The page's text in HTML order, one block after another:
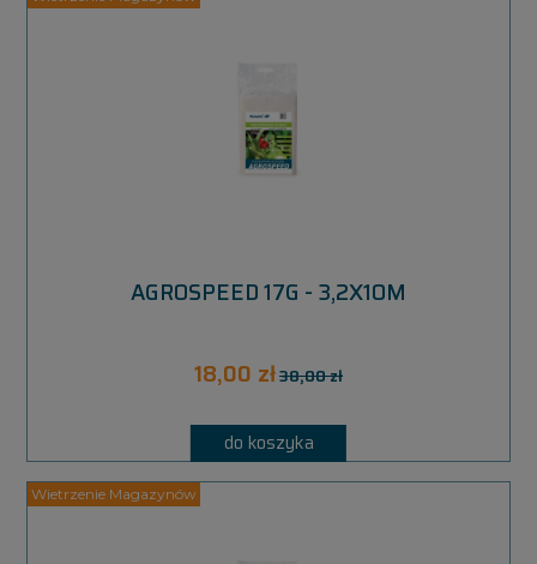
AGROSPEED 17G - 3,2X10M
18,00 zł38,00 zł
do koszyka